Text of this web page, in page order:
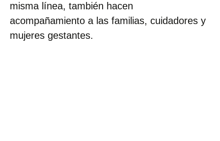
misma línea, también hacen
acompañamiento a las familias, cuidadores y
mujeres gestantes.